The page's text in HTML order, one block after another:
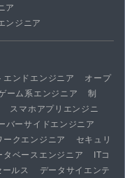
ア
ンジニア
エンドエンジニア
オープ
ーム系エンジニア
制
スマホアプリエンジニ
バーサイドエンジニア
ークエンジニア
セキュリ
タベースエンジニア
ITコ
ルス
データサイエンテ